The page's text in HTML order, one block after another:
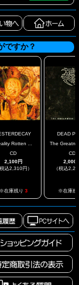
ですか？
Rotten ...
CD
2,100円
税込2,310円）
※在庫残り 3
DEAD
The
CD
2,000
（税込
※在庫残